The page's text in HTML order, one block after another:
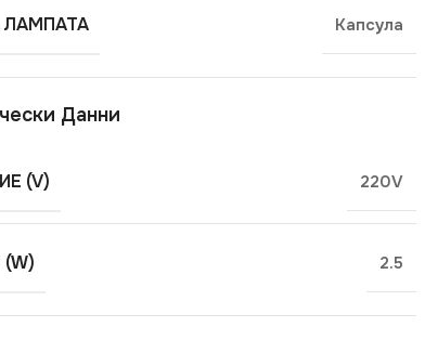
Капсула
Данни
(V) 220V
2.5